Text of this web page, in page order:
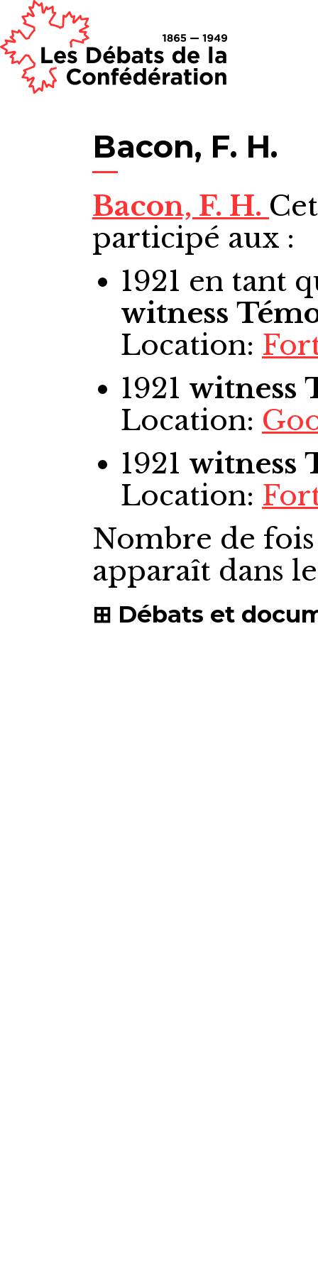
Bacon, F. H.
Bacon, F. H.
participé aux :
1921 en tant
witness
Location:
1921 witness
Location:
1921 witness
Location:
Nombre de
apparaît dans
Débats et